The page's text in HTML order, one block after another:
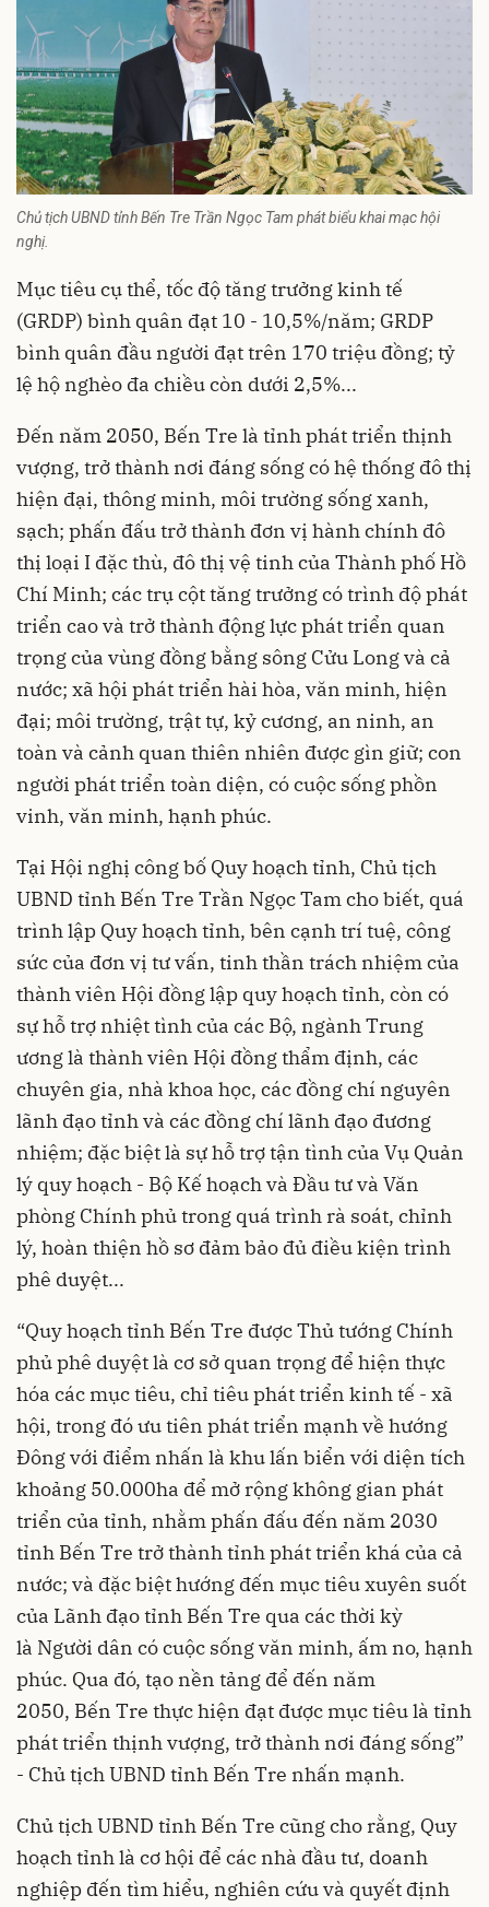
Chủ tịch UBND tỉnh Bến Tre Trần Ngọc Tam phát biểu khai mạc hội
nghị.
Mục tiêu cụ thể, tốc độ tăng trưởng kinh tế
(GRDP) bình quân đạt 10 - 10,5%/năm; GRDP
bình quân đầu người đạt trên 170 triệu đồng; tỷ
lệ hộ nghèo đa chiều còn dưới 2,5%...
Đến năm 2050, Bến Tre là tỉnh phát triển thịnh
vượng, trở thành nơi đáng sống có hệ thống đô thị
hiện đại, thông minh, môi trường sống xanh,
sạch; phấn đấu trở thành đơn vị hành chính đô
thị loại I đặc thù, đô thị vệ tinh của Thành phố Hồ
Chí Minh; các trụ cột tăng trưởng có trình độ phát
triển cao và trở thành động lực phát triển quan
trọng của vùng đồng bằng sông Cửu Long và cả
nước; xã hội phát triển hài hòa, văn minh, hiện
đại; môi trường, trật tự, kỷ cương, an ninh, an
toàn và cảnh quan thiên nhiên được gìn giữ; con
người phát triển toàn diện, có cuộc sống phồn
vinh, văn minh, hạnh phúc.
Tại Hội nghị công bố Quy hoạch tỉnh, Chủ tịch
UBND tỉnh Bến Tre Trần Ngọc Tam cho biết, quá
trình lập Quy hoạch tỉnh, bên cạnh trí tuệ, công
sức của đơn vị tư vấn, tinh thần trách nhiệm của
thành viên Hội đồng lập quy hoạch tỉnh, còn có
sự hỗ trợ nhiệt tình của các Bộ, ngành Trung
ương là thành viên Hội đồng thẩm định, các
chuyên gia, nhà khoa học, các đồng chí nguyên
lãnh đạo tỉnh và các đồng chí lãnh đạo đương
nhiệm; đặc biệt là sự hỗ trợ tận tình của Vụ Quản
lý quy hoạch - Bộ Kế hoạch và Đầu tư và Văn
phòng Chính phủ trong quá trình rà soát, chỉnh
lý, hoàn thiện hồ sơ đảm bảo đủ điều kiện trình
phê duyệt...
“Quy hoạch tỉnh Bến Tre được Thủ tướng Chính
phủ phê duyệt là cơ sở quan trọng để hiện thực
hóa các mục tiêu, chỉ tiêu phát triển kinh tế - xã
hội, trong đó ưu tiên phát triển mạnh về hướng
Đông với điểm nhấn là khu lấn biển với diện tích
khoảng 50.000ha để mở rộng không gian phát
triển của tỉnh, nhằm phấn đấu đến năm 2030
tỉnh Bến Tre trở thành tỉnh phát triển khá của cả
nước; và đặc biệt hướng đến mục tiêu xuyên suốt
của Lãnh đạo tỉnh Bến Tre qua các thời kỳ
là Người dân có cuộc sống văn minh, ấm no, hạnh
phúc. Qua đó, tạo nền tảng để đến năm
2050, Bến Tre thực hiện đạt được mục tiêu là tỉnh
phát triển thịnh vượng, trở thành nơi đáng sống”
- Chủ tịch UBND tỉnh Bến Tre nhấn mạnh.
Chủ tịch UBND tỉnh Bến Tre cũng cho rằng, Quy
hoạch tỉnh là cơ hội để các nhà đầu tư, doanh
nghiệp đến tìm hiểu, nghiên cứu và quyết định